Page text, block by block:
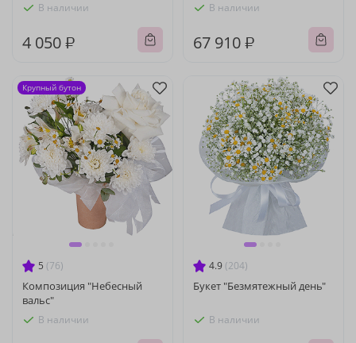
В наличии
4 050 ₽
В наличии
67 910 ₽
5 (76)
Композиция "Небесный
вальс"
В наличии
Крупный бутон
4.9 (204)
Букет "Безмятежный день"
В наличии